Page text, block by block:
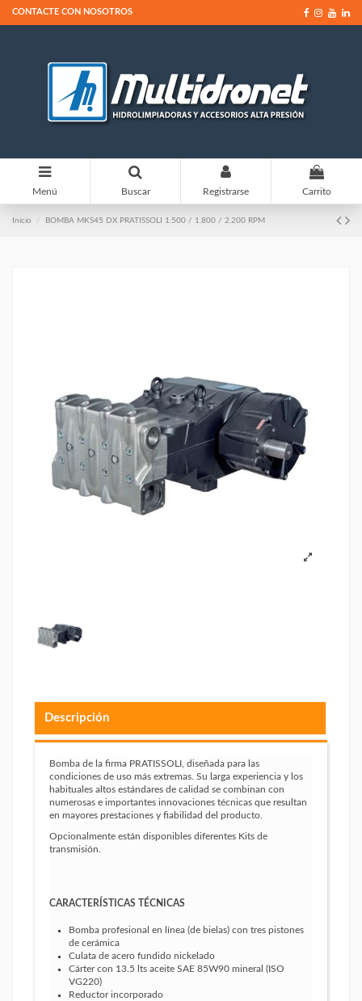
CONTACTE CON NOSOTROS
Menú Buscar Registrarse
0
Carrito
Inicio BOMBA MKS45 DX PRATISSOLI 1.500 / 1.800 / 2.200 RPM
Descripción
Bomba de la firma PRATISSOLI, diseñada para las
condiciones de uso más extremas. Su larga experiencia y los
habituales altos estándares de calidad se combinan con
numerosas e importantes innovaciones técnicas que resultan
en mayores prestaciones y fiabilidad del producto.
Opcionalmente están disponibles diferentes Kits de
transmisión.
CARACTERÍSTICAS TÉCNICAS
Bomba profesional en línea (de bielas) con tres pistones
de cerámica
Culata de acero fundido nickelado
Cárter con 13.5 lts aceite SAE 85W90 mineral (ISO
VG220)
Reductor incorporado